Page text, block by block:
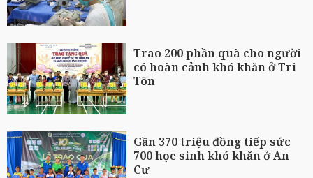
Trao 200 phần quà cho người
có hoàn cảnh khó khăn ở Tri
Tôn
Gần 370 triệu đồng tiếp sức
700 học sinh khó khăn ở An
Cư